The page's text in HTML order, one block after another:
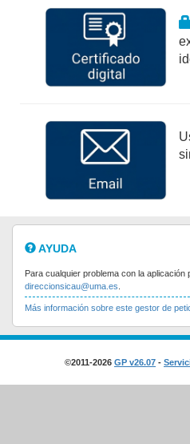
AYUDA
Para cualquier problema con la
direccionsicau@uma.es
Más información sobre este gestor de
©2011-2026 GP v26.07 -